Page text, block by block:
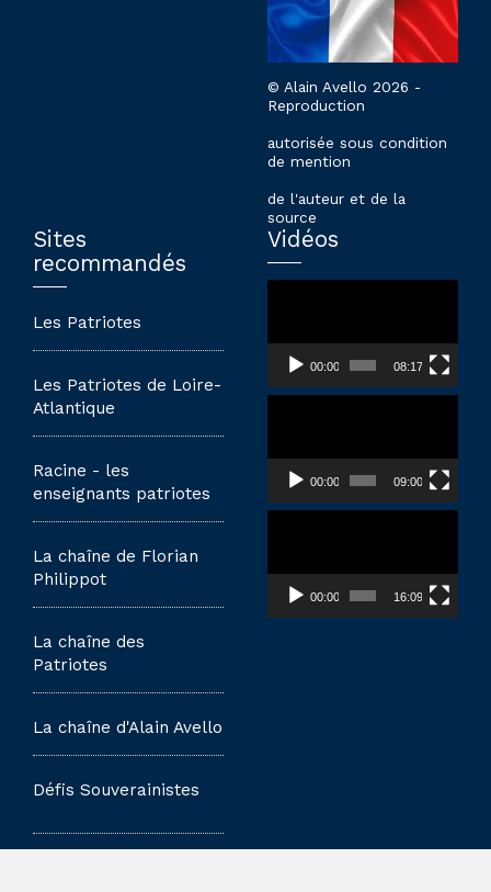
© Alain Avello 2026 -
Reproduction
autorisée sous condition
de mention
de l'auteur et de la
source
Sites
recommandés
Les Patriotes
Les Patriotes de Loire-
Atlantique
Racine - les
enseignants patriotes
La chaîne de Florian
Philippot
La chaîne des
Patriotes
La chaîne d'Alain Avello
Défis Souverainistes
Vidéos
00:00 08:17
00:00 09:00
00:00 16:09